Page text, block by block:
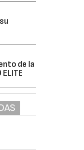
de la
ELITE